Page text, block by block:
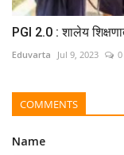
PGI 2.0 : शालेय
Eduvarta Jul 9, 2023 0
COMMENTS
Name